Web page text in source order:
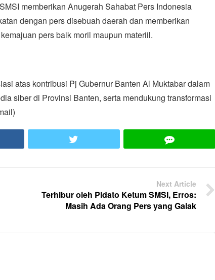
memberikan Anugerah Sahabat Pers Indonesia
dengan pers disebuah daerah dan memberikan
pers baik moril maupun materiil.
atas kontribusi Pj Gubernur Banten Al Muktabar dalam
siber di Provinsi Banten, serta mendukung transformasi
Next Article
Terhibur oleh Pidato Ketum SMSI, Erros:
Masih Ada Orang Pers yang Galak